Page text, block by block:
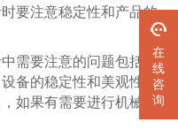
在
线
咨
询
要注意稳定性和产品的
需要注意的问题包括品
备的稳定性和美观性的
，如果有需要进行机械设